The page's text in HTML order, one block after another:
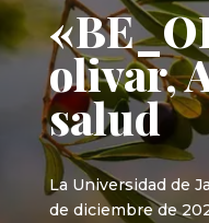
olivar,
salud
La Universidad de
de diciembre de